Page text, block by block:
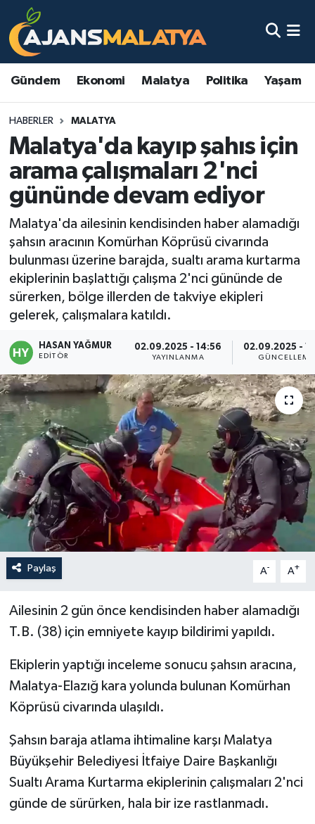
Gündem Ekonomi Malatya Politika Yaşam
HABERLER MALATYA
Malatya'da kayıp şahıs için
arama çalışmaları 2'nci
gününde devam ediyor
Malatya'da ailesinin kendisinden haber alamadığı
şahsın aracının Komürhan Köprüsü civarında
bulunması üzerine barajda, sualtı arama kurtarma
ekiplerinin başlattığı çalışma 2'nci gününde de
sürerken, bölge illerden de takviye ekipleri
gelerek, çalışmalara katıldı.
HASAN YAĞMUR
EDITÖR
02.09.2025 - 14:56
YAYINLANMA
02.09.2025 -
GÜNCELLEME
Paylaş A- A+
Ailesinin 2 gün önce kendisinden haber alamadığı
T.B. (38) için emniyete kayıp bildirimi yapıldı.
Ekiplerin yaptığı inceleme sonucu şahsın aracına,
Malatya-Elazığ kara yolunda bulunan Komürhan
Köprüsü civarında ulaşıldı.
Şahsın baraja atlama ihtimaline karşı Malatya
Büyükşehir Belediyesi İtfaiye Daire Başkanlığı
Sualtı Arama Kurtarma ekiplerinin çalışmaları 2'nci
günde de sürürken, hala bir ize rastlanmadı.
Asayiş
Eğitim
Ekonomi
Gündem
Kadın
Kültür & Sanat
Magazin
Politika
Sağlık
Spor
Teknoloji
Yaşam
Malatya Nöbetçi Eczaneler
Malatya Namaz Vakitleri
Malatya Trafik Yoğunluk Haritası
TFF 3.Lig 2.Grup Puan Durumu ve Fikstür
Tüm Manşetler
Son Dakika Haberleri
Haber Arşivi